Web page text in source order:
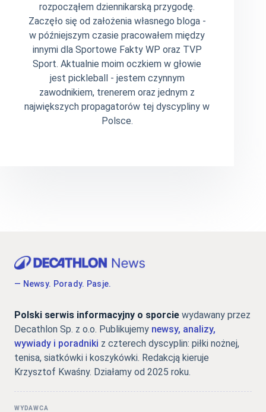
rozpocząłem dziennikarską przygodę.
Zaczęło się od założenia własnego bloga -
w późniejszym czasie pracowałem między
innymi dla Sportowe Fakty WP oraz TVP
Sport. Aktualnie moim oczkiem w głowie
jest pickleball - jestem czynnym
zawodnikiem, trenerem oraz jednym z
największych propagatorów tej dyscypliny w
Polsce.
— Newsy. Porady. Pasje.
Polski serwis informacyjny o sporcie wydawany przez
Decathlon Sp. z o.o. Publikujemy newsy, analizy,
wywiady i poradniki z czterech dyscyplin: piłki nożnej,
tenisa, siatkówki i koszykówki. Redakcją kieruje
Krzysztof Kwaśny. Działamy od 2025 roku.
WYDAWCA